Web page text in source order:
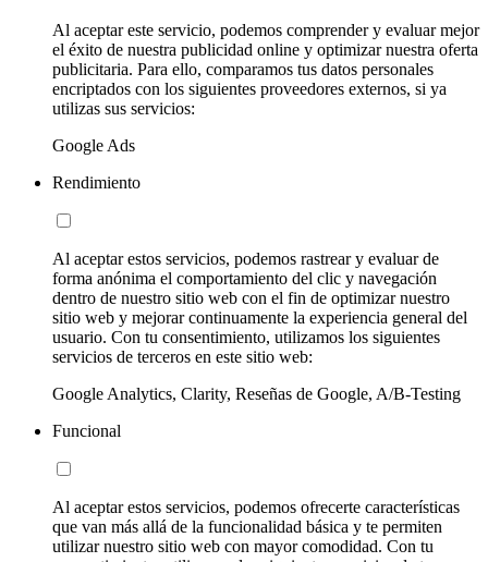
Al aceptar este servicio, podemos comprender y evaluar mejor
el éxito de nuestra publicidad online y optimizar nuestra oferta
publicitaria. Para ello, comparamos tus datos personales
encriptados con los siguientes proveedores externos, si ya
utilizas sus servicios:
Google Ads
Rendimiento
Al aceptar estos servicios, podemos rastrear y evaluar de
forma anónima el comportamiento del clic y navegación
dentro de nuestro sitio web con el fin de optimizar nuestro
sitio web y mejorar continuamente la experiencia general del
usuario. Con tu consentimiento, utilizamos los siguientes
servicios de terceros en este sitio web:
Google Analytics, Clarity, Reseñas de Google, A/B-Testing
Funcional
Al aceptar estos servicios, podemos ofrecerte características
que van más allá de la funcionalidad básica y te permiten
utilizar nuestro sitio web con mayor comodidad. Con tu